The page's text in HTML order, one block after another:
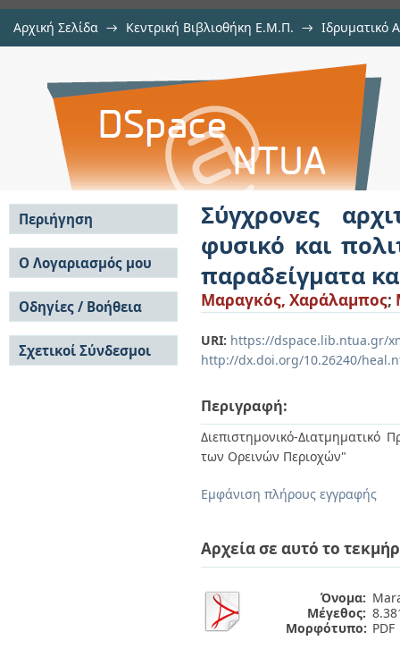
Αρχική Σελίδα → Κεντρική Βιβλιοθήκη Ε.Μ.Π. → Ιδρυματικό
Σύγχρονες αρχιτεκτονικές
τοπίο, ζητήματα ένταξης: ξένα
χώρο
Σύγχρονες
φυσικό και
παραδείγματα
Μαραγκός, Χαράλαμπος;
URI: https://dspace.lib.ntua.gr/
http://dx.doi.org/10.26240/
Περιγραφή:
Διεπιστημονικό-
των Ορεινών Περιοχών"
Εμφάνιση πλήρους εγγραφής
Αρχεία σε αυτό το
Όνομα:
Μέγεθος:
Μορφότυπο: PDF
Περιήγηση
Σε όλο το DSpace
Κοινότητες & Συλλογές
Ανά Ημερομηνία
Έκδοσης
Συγγραφείς
Τίτλοι
Θέματα
Ο Λογαριασμός μου
Σύνδεση
Εγγραφή
Οδηγίες / Βοήθεια
Οδηγίες Υποβολής
Οδηγίες Χρήσης ΙΑ
Συχνές Ερωτήσεις
Σχετικοί Σύνδεσμοι